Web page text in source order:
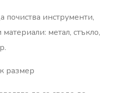
почиства инструменти,
метал, стъкло,
размер